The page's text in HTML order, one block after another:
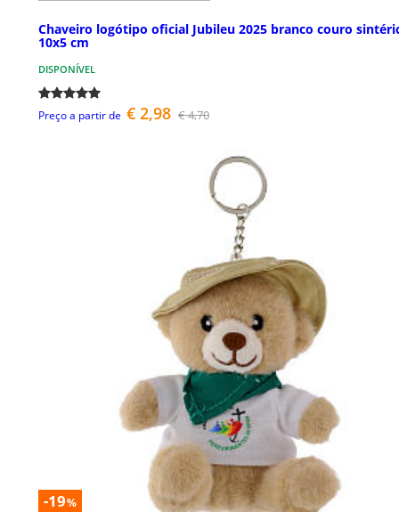
Chaveiro logótipo oficial Jubileu 2025 branco couro
10x5 cm
DISPONÍVEL
Preço a partir de € 2,98 € 4,70
-19%